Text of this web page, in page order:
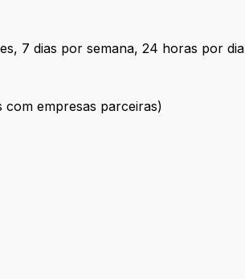
7 dias por semana, 24 horas por dia
com empresas parceiras)